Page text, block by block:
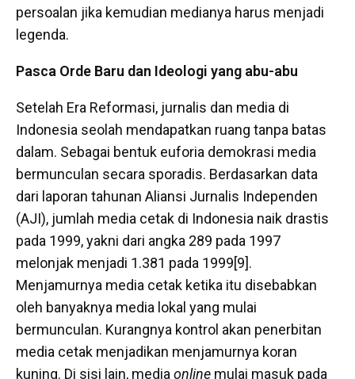
persoalan jika kemudian medianya harus menjadi
legenda.
Pasca Orde Baru dan Ideologi yang abu-abu
Setelah Era Reformasi, jurnalis dan media di
Indonesia seolah mendapatkan ruang tanpa batas
dalam. Sebagai bentuk euforia demokrasi media
bermunculan secara sporadis. Berdasarkan data
dari laporan tahunan Aliansi Jurnalis Independen
(AJI), jumlah media cetak di Indonesia naik drastis
pada 1999, yakni dari angka 289 pada 1997
melonjak menjadi 1.381 pada 1999[9].
Menjamurnya media cetak ketika itu disebabkan
oleh banyaknya media lokal yang mulai
bermunculan. Kurangnya kontrol akan penerbitan
media cetak menjadikan menjamurnya koran
kuning. Di sisi lain, mediaonline mulai masuk pada